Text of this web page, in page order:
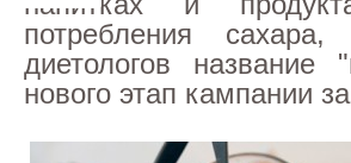
потребления
диетологов
нового этап кампании